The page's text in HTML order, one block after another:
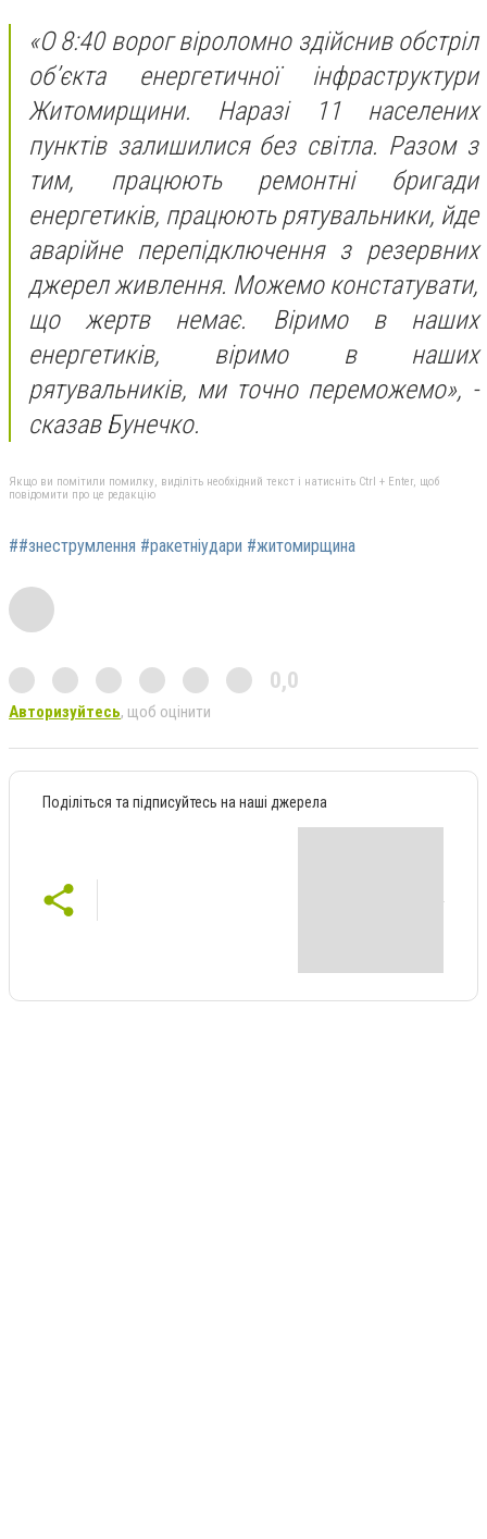
«О 8:40 ворог віроломно здійснив обстріл
об’єкта енергетичної інфраструктури
Житомирщини. Наразі 11 населених
пунктів залишилися без світла. Разом з
тим, працюють ремонтні бригади
енергетиків, працюють рятувальники, йде
аварійне перепідключення з резервних
джерел живлення. Можемо констатувати,
що жертв немає. Віримо в наших
енергетиків, віримо в наших
рятувальників, ми точно переможемо», -
сказав Бунечко.
Якщо ви помітили помилку, виділіть необхідний текст і натисніть Ctrl + Enter, щоб
повідомити про це редакцію
##знеструмлення #ракетніудари #житомирщина
0,0
Авторизуйтесь, щоб оцінити
Поділіться та підписуйтесь на наші джерела